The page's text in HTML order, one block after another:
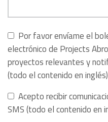
Por favor envíame el
electrónico de Projects
proyectos relevantes y
(todo el contenido en
Acepto recibir
SMS (todo el contenido en